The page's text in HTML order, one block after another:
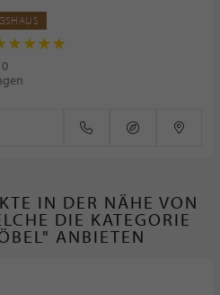
IN DER NÄHE VON
DIE KATEGORIE
ANBIETEN